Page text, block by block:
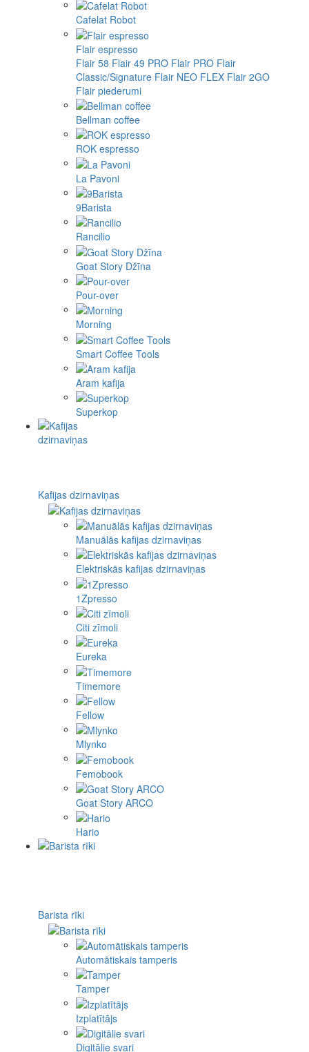
Cafelat Robot
Flair espresso
Flair 58 Flair 49 PRO Flair PRO Flair
Classic/Signature Flair NEO FLEX Flair 2GO
Flair piederumi
Bellman coffee
ROK espresso
La Pavoni
9Barista
Rancilio
Goat Story Džīna
Pour-over
Morning
Smart Coffee Tools
Aram kafija
Superkop
Kafijas dzirnaviņas
Manuālās kafijas dzirnaviņas
Elektriskās kafijas dzirnaviņas
1Zpresso
Citi zīmoli
Eureka
Timemore
Fellow
Mlynko
Femobook
Goat Story ARCO
Hario
Barista rīki
Automātiskais tamperis
Tamper
Izplatītājs
Digitālie svari